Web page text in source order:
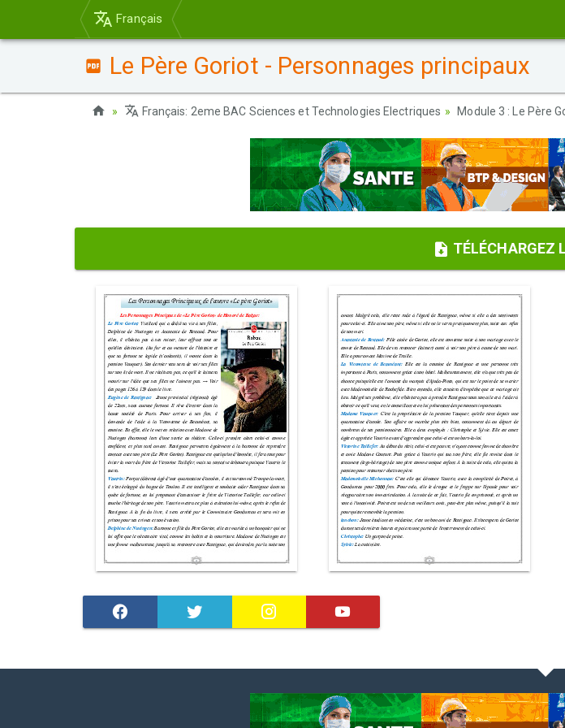
Français
Le Père Goriot - Personnages principaux
Français: 2eme BAC Sciences et Technologies Electriques Module 3 : Le Père
TÉLÉCHARGEZ